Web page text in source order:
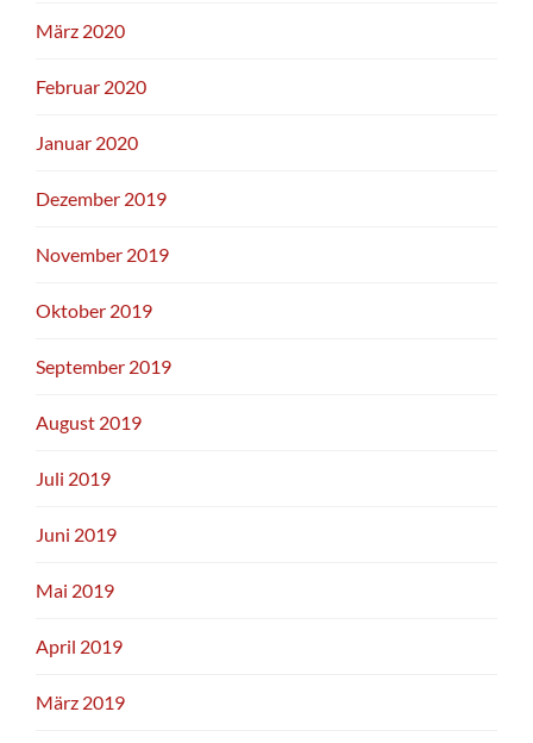
März 2020
Februar 2020
Januar 2020
Dezember 2019
November 2019
Oktober 2019
September 2019
August 2019
Juli 2019
Juni 2019
Mai 2019
April 2019
März 2019